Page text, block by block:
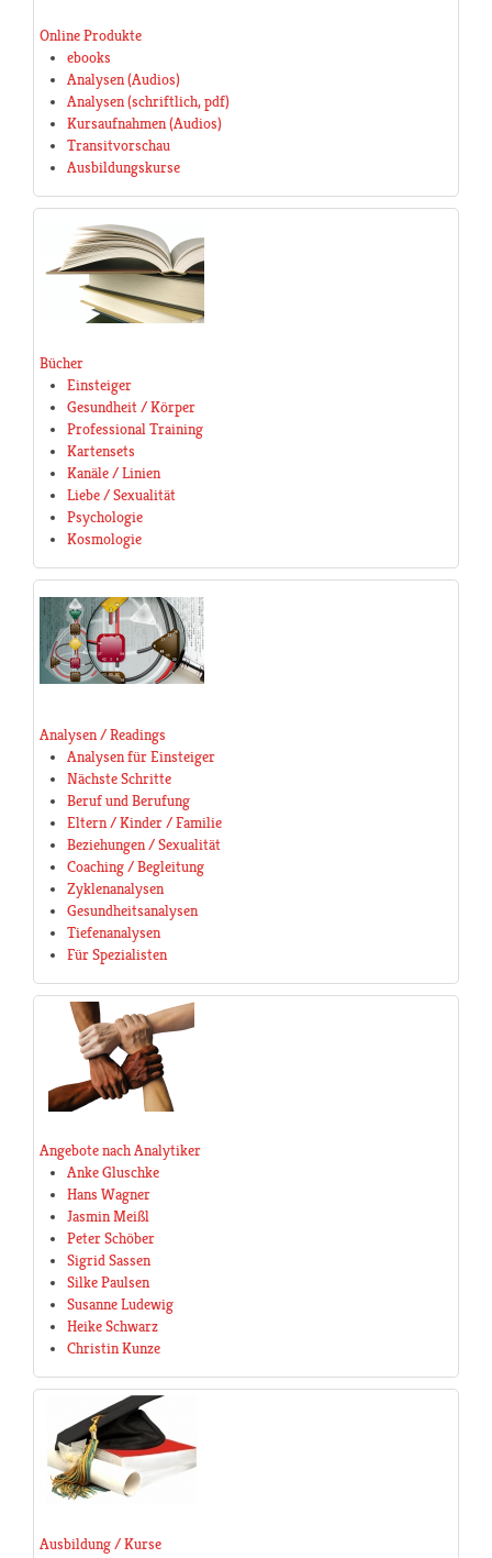
Online Produkte
ebooks
Analysen (Audios)
Analysen (schriftlich, pdf)
Kursaufnahmen (Audios)
Transitvorschau
Ausbildungskurse
Bücher
Einsteiger
Gesundheit / Körper
Professional Training
Kartensets
Kanäle / Linien
Liebe / Sexualität
Psychologie
Kosmologie
Analysen / Readings
Analysen für Einsteiger
Nächste Schritte
Beruf und Berufung
Eltern / Kinder / Familie
Beziehungen / Sexualität
Coaching / Begleitung
Zyklenanalysen
Gesundheitsanalysen
Tiefenanalysen
Für Spezialisten
Angebote nach Analytiker
Anke Gluschke
Hans Wagner
Jasmin Meißl
Peter Schöber
Sigrid Sassen
Silke Paulsen
Susanne Ludewig
Heike Schwarz
Christin Kunze
Ausbildung / Kurse